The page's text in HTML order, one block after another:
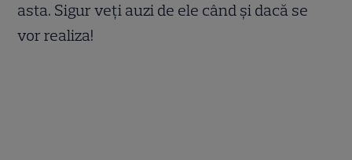
asta. Sigur veți auzi de ele când și dacă se
vor realiza!